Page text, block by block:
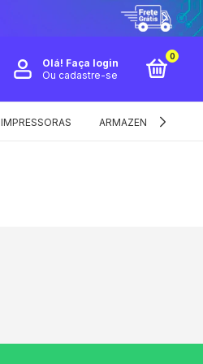
Olá! Faça login
Ou cadastre-se
0
IMPRESSORAS ARMAZENAMENTO E